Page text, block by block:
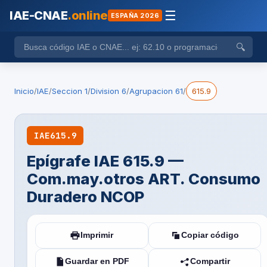
IAE-CNAE.online ESPAÑA 2026 ☰
🔍
Inicio/IAE/Seccion 1/Division 6/Agrupacion 61/ 615.9
IAE615.9
Epígrafe IAE 615.9 —
Com.may.otros ART. Consumo
Duradero NCOP
Imprimir Copiar código
Guardar en PDF Compartir